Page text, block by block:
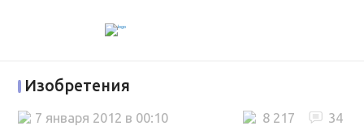
Изобретения
34
8 217
7 января 2012 в 00:10